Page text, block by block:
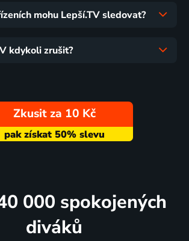
mohu Lepší.TV sledovat?
kdykoli zrušit?
Zkusit za 10 Kč
000 spokojených
diváků